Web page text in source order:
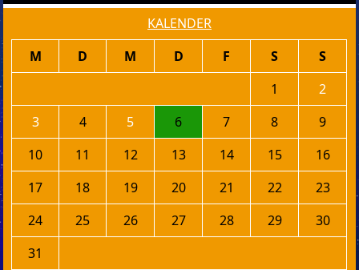
KALENDER
M D M D F S
S
1
2
3
4 5 6 7 8
9
10
11 12 13 14 15
16
17
18 19 20 21 22
23
24
25 26 27 28 29
30
31